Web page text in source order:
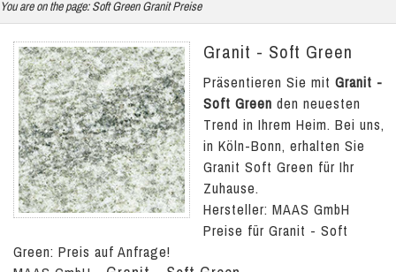
You are on the page: Soft Green Granit Preise
Granit - Soft Green
Präsentieren Sie mit Granit -
Soft Green den neuesten
Trend in Ihrem Heim. Bei uns,
in Köln-Bonn, erhalten Sie
Granit Soft Green für Ihr
Zuhause.
Hersteller: MAAS GmbH
Preise für Granit - Soft
Green: Preis auf Anfrage!